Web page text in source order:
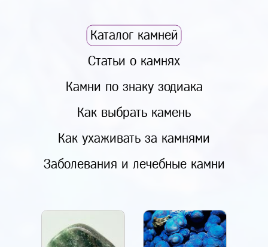
Каталог камней
Статьи о камнях
Камни по знаку зодиака
Как выбрать камень
Как ухаживать за камнями
Заболевания и лечебные камни